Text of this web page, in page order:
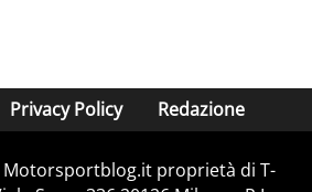
Privacy Policy Redazione
proprietà di T-